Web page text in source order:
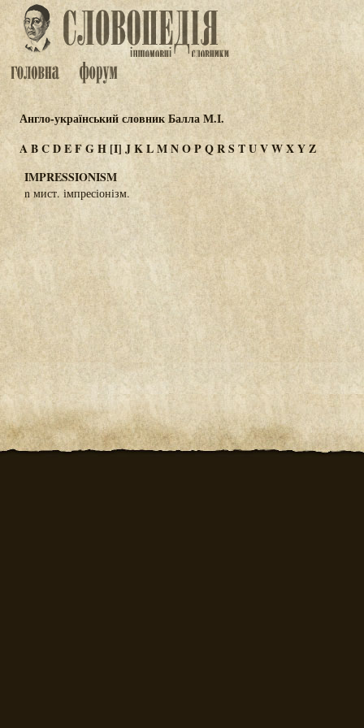
Англо-український словник Балла М.І.
ABCDEFGH[I] JKLMNOPQRSTUVWXYZ
IMPRESSIONISM
n мист. імпресіонізм.